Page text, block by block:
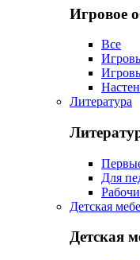
Игровое
Все
Литература
Для
Детская
Детская